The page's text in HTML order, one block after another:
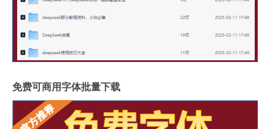
免费可商用字体批量下载